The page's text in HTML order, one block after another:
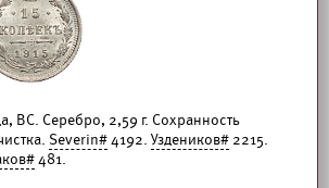
ВС. Серебро, 2,59 г. Сохранность
Severin#4192. Уздеников# 2215.
481.